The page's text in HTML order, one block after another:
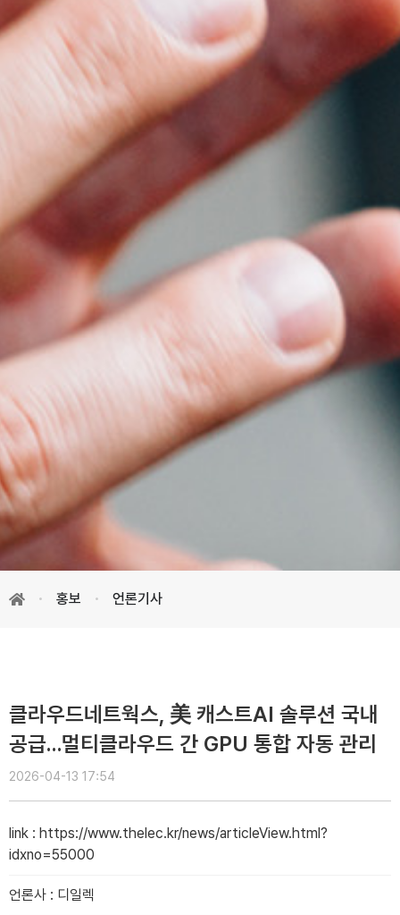
홍보 언론기사
클라우드네트웍스, 美 캐스트AI 솔루션 국내
공급…멀티클라우드 간 GPU 통합 자동 관리
2026-04-13 17:54
link : https://www.thelec.kr/news/articleView.html?
idxno=55000
언론사 : 디일렉